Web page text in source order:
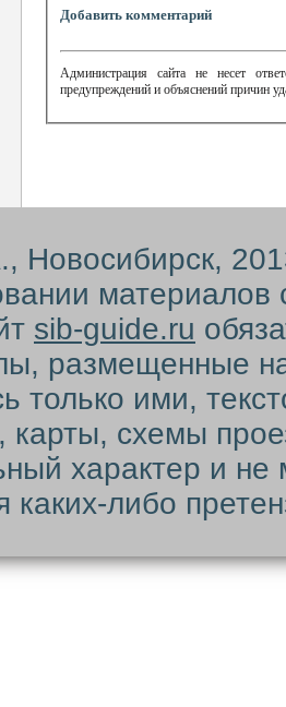
Добавить комментарий
Администрация сайта не несет
предупреждений и объяснений причин
Новосибирск,
материалов
sib-guide.ru
размещенные
только ими,
карты, схемы
характер и
каких-либо